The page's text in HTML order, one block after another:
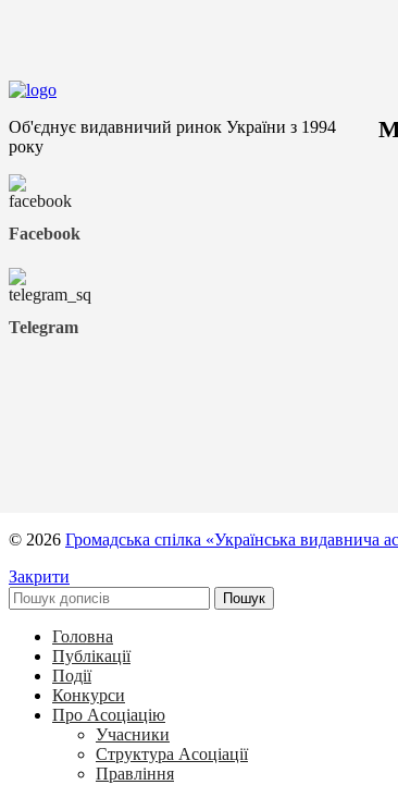
Об'єднує видавничий ринок України з 1994
року
Facebook
Telegram
© 2026 Громадська спілка «Українська видавнича
Закрити
Пошук
Головна
Публікації
Події
Конкурси
Про Асоціацію
Учасники
Структура Асоціації
Правління